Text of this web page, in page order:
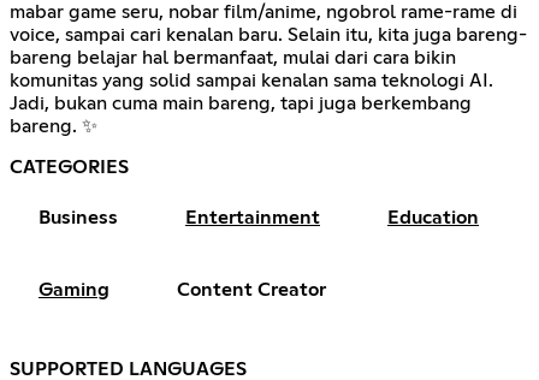
mabar game seru, nobar film/anime, ngobrol rame-rame di
voice, sampai cari kenalan baru. Selain itu, kita juga bareng-
bareng belajar hal bermanfaat, mulai dari cara bikin
komunitas yang solid sampai kenalan sama teknologi AI.
Jadi, bukan cuma main bareng, tapi juga berkembang
bareng. ✨
CATEGORIES
Business Entertainment Education
Gaming Content Creator
SUPPORTED LANGUAGES